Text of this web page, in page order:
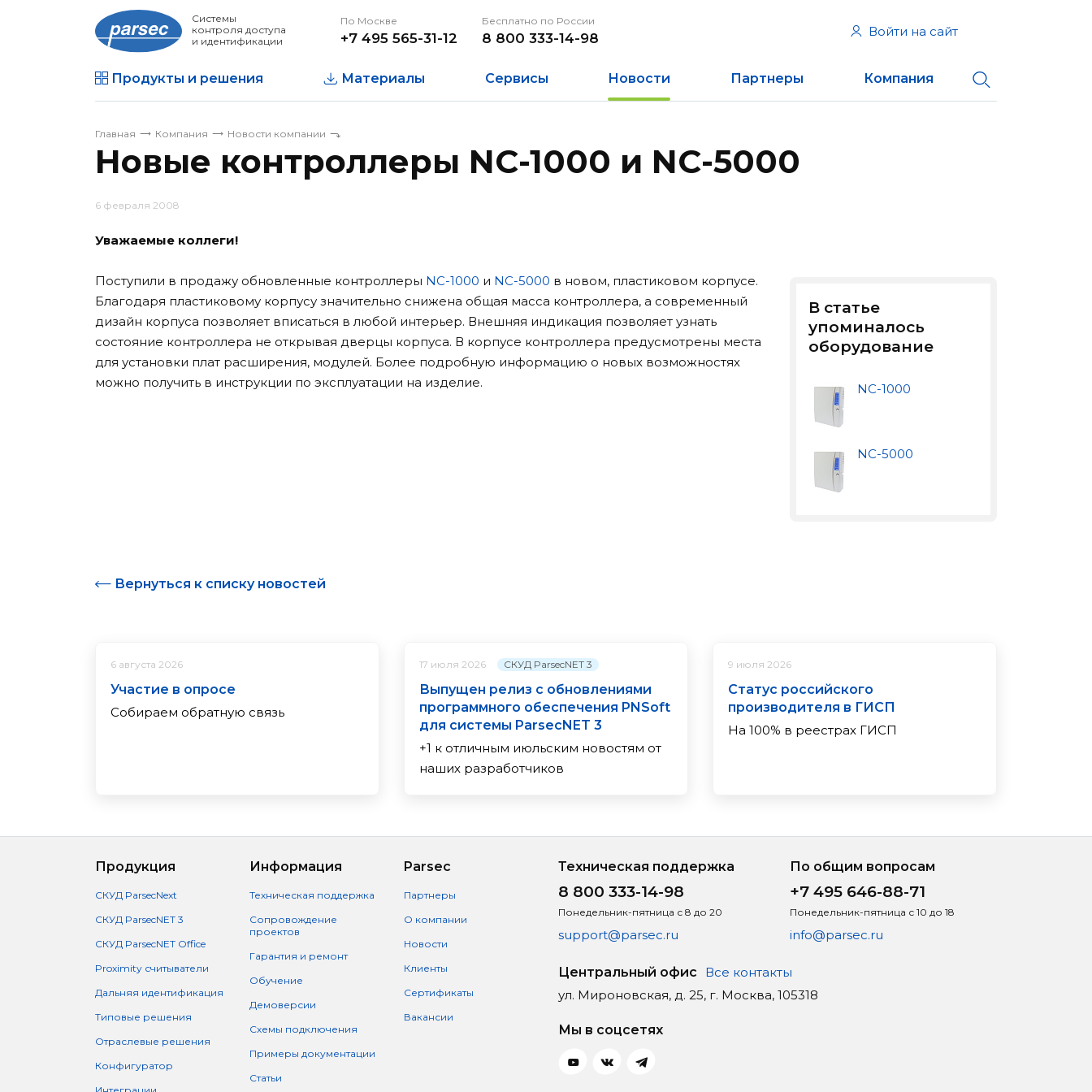
Системы
контроля доступа
и идентификации
По Москве
+7 495 565-31-12
Бесплатно по России
8 800 333-14-98 Войти на сайт
Продукты и решения Материалы Сервисы Новости Партнеры Компания
Главная Компания Новости компании
Новые контроллеры NC-1000 и NC-5000
6 февраля 2008
Уважаемые коллеги!
Поступили в продажу обновленные контроллеры NC-1000 и NC-5000 в новом, пластиковом корпусе.
Благодаря пластиковому корпусу значительно снижена общая масса контроллера, а современный
дизайн корпуса позволяет вписаться в любой интерьер. Внешняя индикация позволяет узнать
состояние контроллера не открывая дверцы корпуса. В корпусе контроллера предусмотрены места
для установки плат расширения, модулей. Более подробную информацию о новых возможностях
можно получить в инструкции по эксплуатации на изделие.
В статье
упоминалось
оборудование
NC-1000
NC-5000
Вернуться к списку новостей
6 августа 2026
Участие в опросе
Собираем обратную связь
17 июля 2026 СКУД ParsecNET 3
Выпущен релиз с обновлениями
программного обеспечения PNSoft
для системы ParsecNET 3
+1 к отличным июльским новостям от
наших разработчиков
9 июля 2026
Статус российского
производителя в ГИСП
На 100% в реестрах ГИСП
Продукция
СКУД ParsecNext
СКУД ParsecNET 3
СКУД ParsecNET Office
Proximity считыватели
Дальняя идентификация
Типовые решения
Отраслевые решения
Конфигуратор
Информация
Техническая поддержка
Сопровождение
проектов
Гарантия и ремонт
Обучение
Демоверсии
Схемы подключения
Примеры документации
Статьи
Parsec
Партнеры
О компании
Новости
Клиенты
Сертификаты
Вакансии
Техническая поддержка
8 800 333-14-98
Понедельник-пятница с 8 до 20
support@parsec.ru
По общим вопросам
+7 495 646-88-71
Понедельник-пятница с 10 до 18
info@parsec.ru
Центральный офис
Все контакты
ул. Мироновская, д. 25, г. Москва, 105318
Мы в соцсетях